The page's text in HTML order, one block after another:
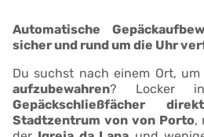
Automatische
sicher und rund um die Uhr
Du suchst nach einem Ort, um
aufzubewahren? Locker
Gepäckschließfächer
Stadtzentrum von von Porto,